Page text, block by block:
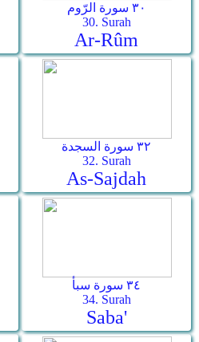
٣٠ سورة الرّوم
30. Surah
Ar-­Rûm
٣٢ سورة السجدة
32. Surah
As-­Sajdah
٣٤ سورة سبأ
34. Surah
Saba'